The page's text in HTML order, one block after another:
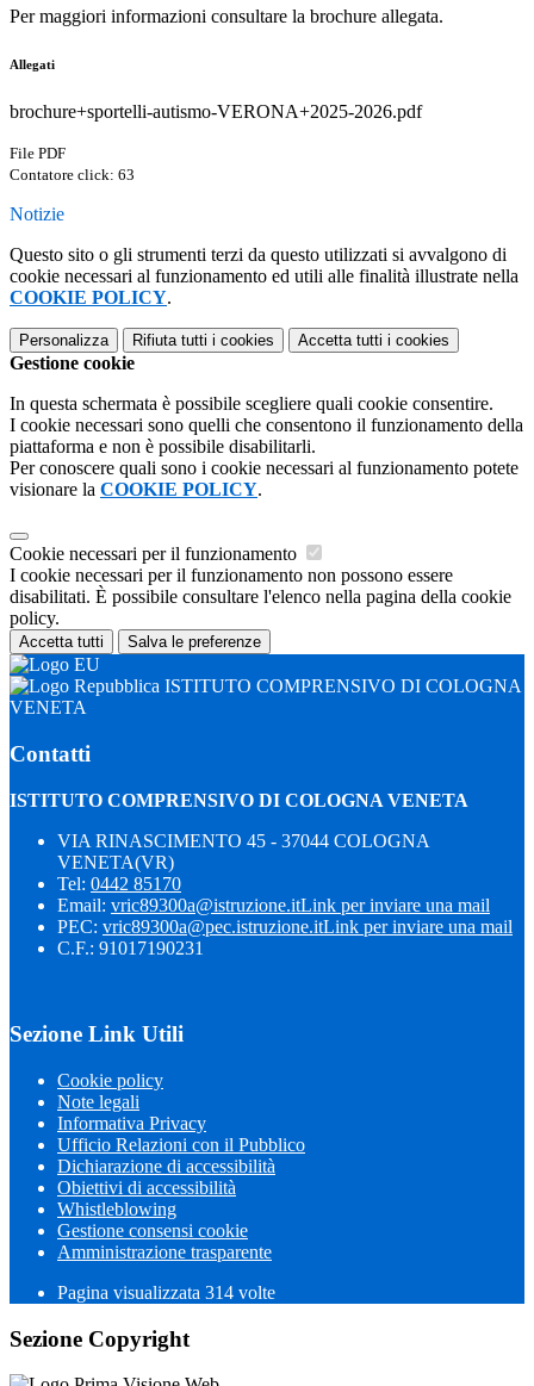
Per maggiori informazioni consultare la brochure allegata.
Allegati
brochure+sportelli-autismo-VERONA+2025-2026.pdf
File PDF
Contatore click: 63
Notizie
Questo sito o gli strumenti terzi da questo utilizzati si avvalgono di
cookie necessari al funzionamento ed utili alle finalità illustrate nella
COOKIE POLICY.
Personalizza Rifiuta tutti i cookies Accetta tutti i cookies
Gestione cookie
In questa schermata è possibile scegliere quali cookie consentire.
I cookie necessari sono quelli che consentono il funzionamento della
piattaforma e non è possibile disabilitarli.
Per conoscere quali sono i cookie necessari al funzionamento potete
visionare la COOKIE POLICY.
Cookie necessari per il funzionamento
I cookie necessari per il funzionamento non possono essere
disabilitati. È possibile consultare l'elenco nella pagina della cookie
policy.
Accetta tutti Salva le preferenze
ISTITUTO COMPRENSIVO DI COLOGNA
VENETA
Contatti
ISTITUTO COMPRENSIVO DI COLOGNA VENETA
VIA RINASCIMENTO 45 - 37044 COLOGNA
VENETA(VR)
Tel: 0442 85170
Email: vric89300a@istruzione.itLink per inviare una mail
PEC: vric89300a@pec.istruzione.itLink per inviare una mail
C.F.: 91017190231
Sezione Link Utili
Cookie policy
Note legali
Informativa Privacy
Ufficio Relazioni con il Pubblico
Dichiarazione di accessibilità
Obiettivi di accessibilità
Whistleblowing
Gestione consensi cookie
Amministrazione trasparente
Pagina visualizzata 314 volte
Sezione Copyright